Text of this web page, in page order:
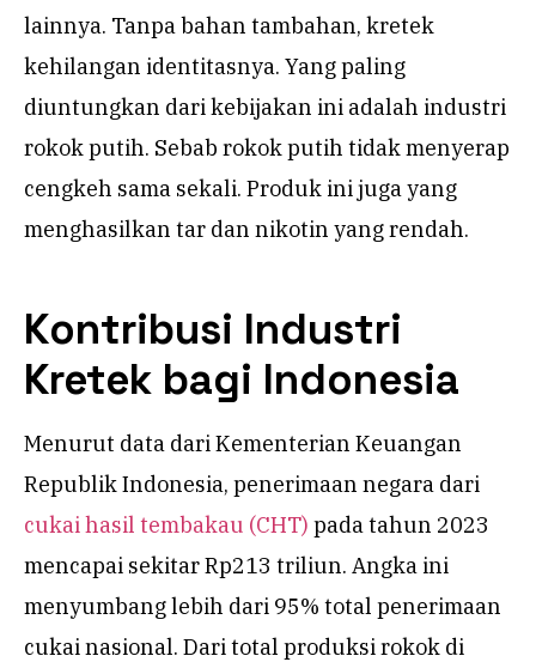
lainnya. Tanpa bahan tambahan, kretek
kehilangan identitasnya. Yang paling
diuntungkan dari kebijakan ini adalah industri
rokok putih. Sebab rokok putih tidak menyerap
cengkeh sama sekali. Produk ini juga yang
menghasilkan tar dan nikotin yang rendah.
Kontribusi Industri
Kretek bagi Indonesia
Menurut data dari Kementerian Keuangan
Republik Indonesia, penerimaan negara dari
cukai hasil tembakau (CHT) pada tahun 2023
mencapai sekitar Rp213 triliun. Angka ini
menyumbang lebih dari 95% total penerimaan
cukai nasional. Dari total produksi rokok di